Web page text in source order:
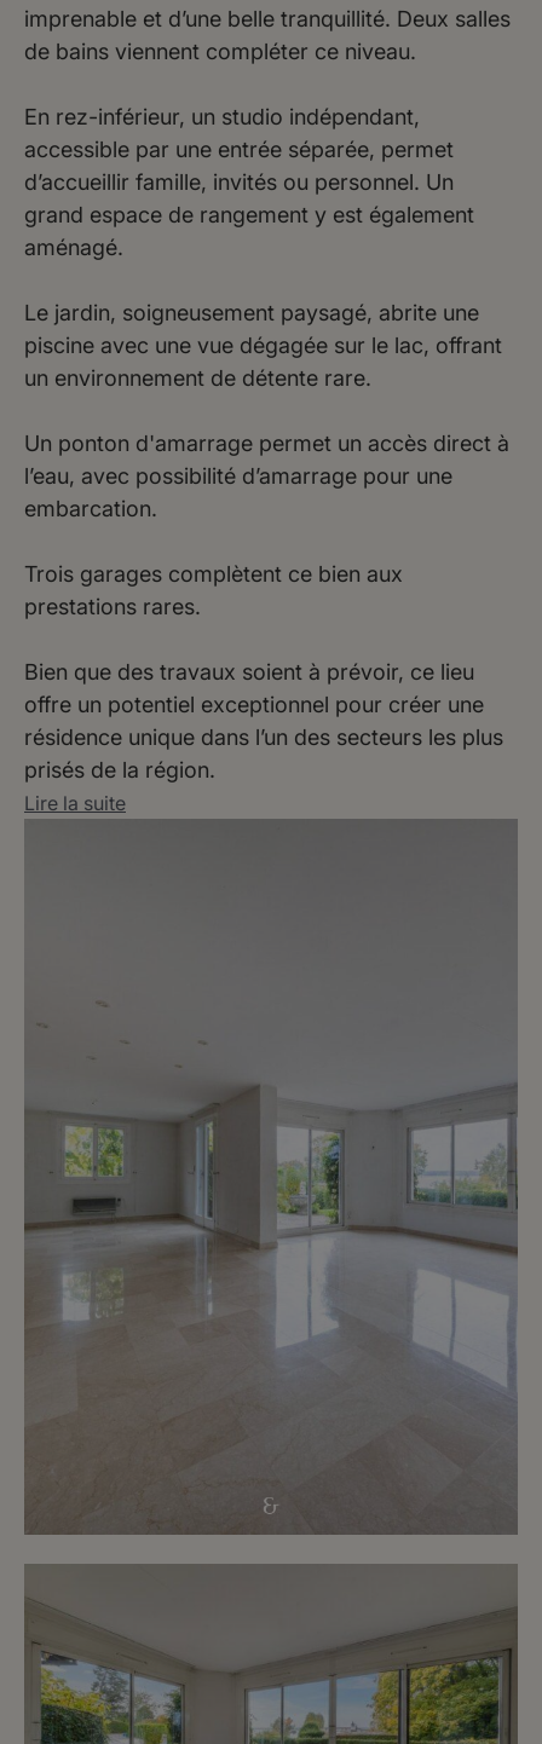
imprenable et d’une belle tranquillité. Deux salles
de bains viennent compléter ce niveau.
En rez-inférieur, un studio indépendant,
accessible par une entrée séparée, permet
d’accueillir famille, invités ou personnel. Un
grand espace de rangement y est également
aménagé.
Le jardin, soigneusement paysagé, abrite une
piscine avec une vue dégagée sur le lac, offrant
un environnement de détente rare.
Un ponton d'amarrage permet un accès direct à
l’eau, avec possibilité d’amarrage pour une
embarcation.
Trois garages complètent ce bien aux
prestations rares.
Bien que des travaux soient à prévoir, ce lieu
offre un potentiel exceptionnel pour créer une
résidence unique dans l’un des secteurs les plus
prisés de la région.
Lire la suite